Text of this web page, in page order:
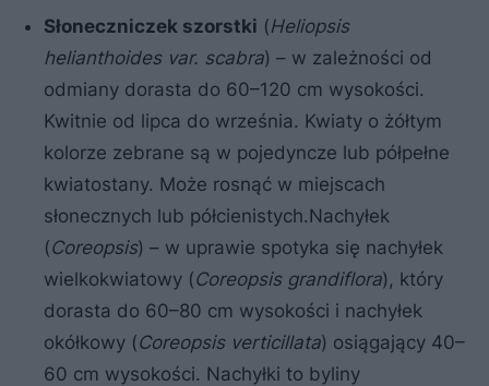
Słoneczniczek szorstki (Heliopsis
helianthoides var. scabra) – w zależności od
odmiany dorasta do 60–120 cm wysokości.
Kwitnie od lipca do września. Kwiaty o żółtym
kolorze zebrane są w pojedyncze lub półpełne
kwiatostany. Może rosnąć w miejscach
słonecznych lub półcienistych.Nachyłek
(Coreopsis) – w uprawie spotyka się nachyłek
wielkokwiatowy (Coreopsis grandiflora), który
dorasta do 60–80 cm wysokości i nachyłek
okółkowy (Coreopsis verticillata) osiągający 40–
60 cm wysokości. Nachyłki to byliny